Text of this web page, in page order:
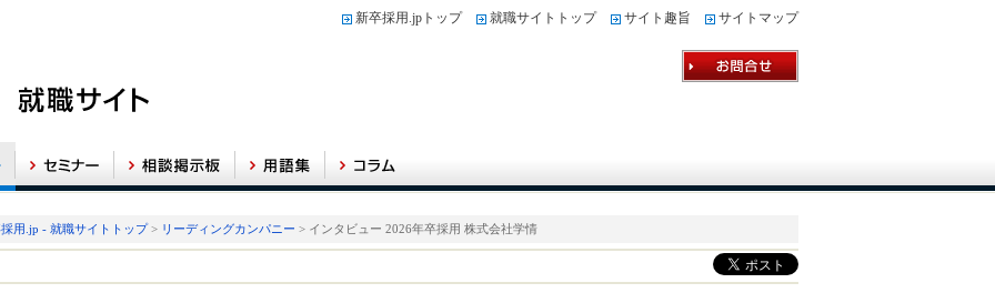
新卒採用.jpトップ 就職サイトトップ サイト趣旨 サイトマップ
用.jp - 就職サイトトップ> リーディングカンパニー > インタビュー 2026年卒採用 株式会社学情